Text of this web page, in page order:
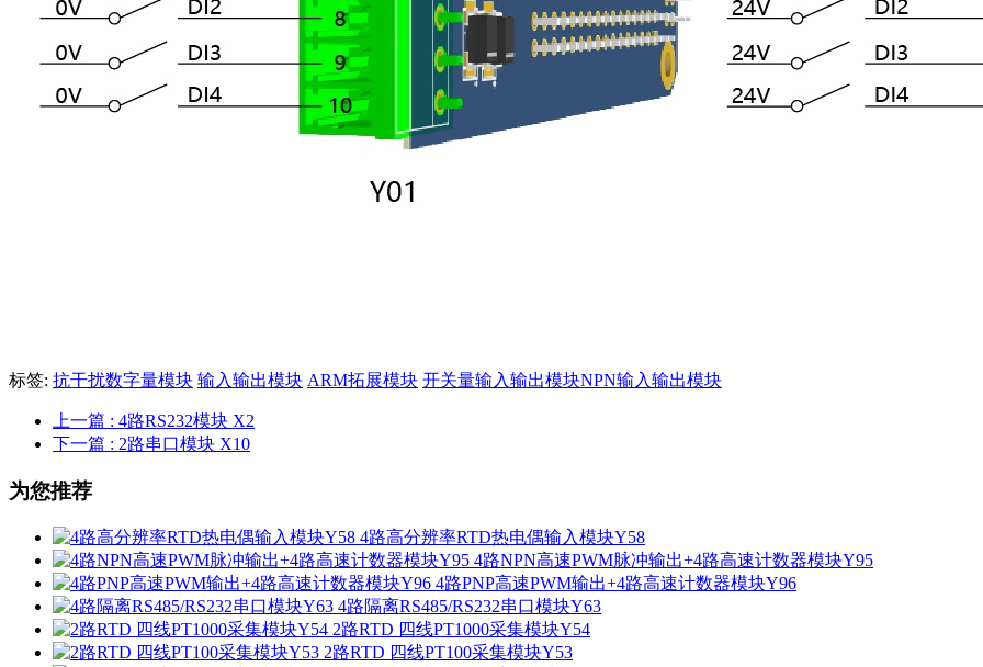
标签: 抗干扰数字量模块 输入输出模块 ARM拓展模块 开关量输入输出模块NPN输入输出模块
上一篇 : 4路RS232模块 X2
下一篇 : 2路串口模块 X10
为您推荐
4路高分辨率RTD热电偶输入模块Y58
4路NPN高速PWM脉冲输出+4路高速计数器模块Y95
4路PNP高速PWM输出+4路高速计数器模块Y96
4路隔离RS485/RS232串口模块Y63
2路RTD 四线PT1000采集模块Y54
2路RTD 四线PT100采集模块Y53